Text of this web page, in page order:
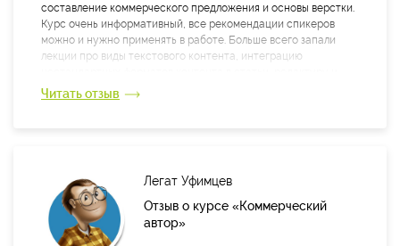
составление коммерческого предложения и основы верстки.
Курс очень информативный, все рекомендации спикеров
можно и нужно применять в работе. Больше всего запали
лекции про виды текстового контента, интеграцию
корректуру. Они были предельно четкими, понятными, дали
Читать отзыв
Легат Уфимцев
Отзыв о курсе «Коммерческий
автор»